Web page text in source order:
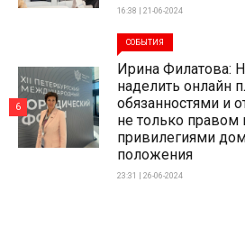
16:38 | 21-06-2024
СОБЫТИЯ
Ирина Филатова:
наделить онлайн
обязанностями и
не только правом
привилегиями
положения
23:31 | 26-06-2024
6